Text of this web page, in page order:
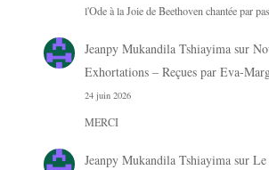
l'Ode à la Joie de Beethoven chantée par
Jeanpy Mukandila Tshiayimasur
Exhortations – Reçues par Eva-
24 juin 2026
MERCI
Jeanpy Mukandila Tshiayimasur Le